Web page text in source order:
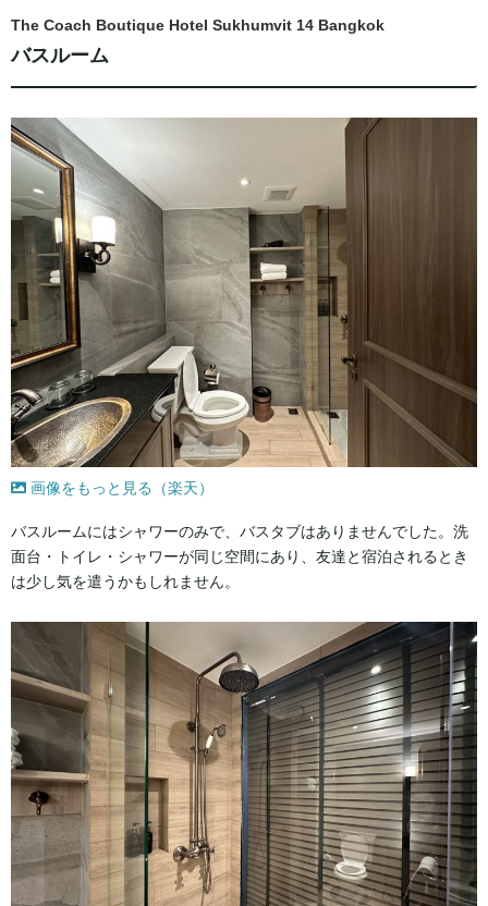
The Coach Boutique Hotel Sukhumvit 14 Bangkok
バスルーム
画像をもっと見る（楽天）
バスルームにはシャワーのみで、バスタブはありませんでした。洗
面台・トイレ・シャワーが同じ空間にあり、友達と宿泊されるとき
は少し気を遣うかもしれません。